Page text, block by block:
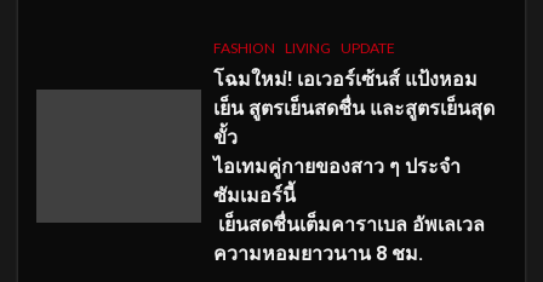
FASHION LIVING UPDATE
โฉมใหม่! เอเวอร์เซ้นส์ แป้งหอม
เย็น สูตรเย็นสดชื่น และสูตรเย็นสุด
ขั้ว
ไอเทมคู่กายของสาว ๆ ประจำ
ซัมเมอร์นี้
เย็นสดชื่นเต็มคาราเบล อัพเลเวล
ความหอมยาวนาน 8 ชม.